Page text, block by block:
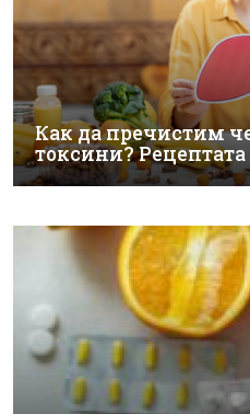
Как да пречистим
токсини?